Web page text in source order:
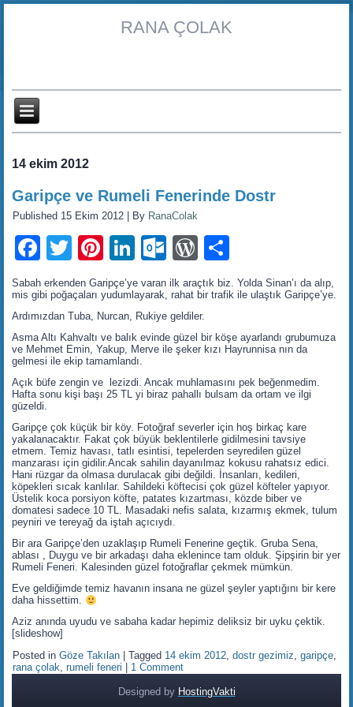
RANA ÇOLAK
14 ekim 2012
Garipçe ve Rumeli Fenerinde Dostr
Published 15 Ekim 2012 By RanaColak
Facebook
TwitterPinterest
LinkedIn
Outlook.com
WordPress
Sabah erkenden Garipçe’ye varan ilk araçtık biz. Yolda Sinan’ı da alıp,
mis gibi poğaçaları yudumlayarak, rahat bir trafik ile ulaştık Garipçe’ye.
Ardımızdan Tuba, Nurcan, Rukiye geldiler.
Asma Altı Kahvaltı ve balık evinde güzel bir köşe ayarlandı grubumuza
ve Mehmet Emin, Yakup, Merve ile şeker kızı Hayrunnisa nın da
gelmesi ile ekip tamamlandı.
Açık büfe zengin ve lezizdi. Ancak muhlamasını pek beğenmedim.
Hafta sonu kişi başı 25 TL yi biraz pahallı bulsam da ortam ve ilgi
güzeldi.
Garipçe çok küçük bir köy. Fotoğraf severler için hoş birkaç kare
yakalanacaktır. Fakat çok büyük beklentilerle gidilmesini tavsiye
etmem. Temiz havası, tatlı esintisi, tepelerden seyredilen güzel
manzarası için gidilir.Ancak sahilin dayanılmaz kokusu rahatsız edici.
Hani rüzgar da olmasa durulacak gibi değildi. İnsanları, kedileri,
köpekleri sıcak kanlılar. Sahildeki köftecisi çok güzel köfteler yapıyor.
Üstelik koca porsiyon köfte, patates kızartması, közde biber ve
domatesi sadece 10 TL. Masadaki nefis salata, kızarmış ekmek, tulum
peyniri ve tereyağ da iştah açıcıydı.
Bir ara Garipçe’den uzaklaşıp Rumeli Fenerine geçtik. Gruba Sena,
ablası , Duygu ve bir arkadaşı daha eklenince tam olduk. Şipşirin bir yer
Rumeli Feneri. Kalesinden güzel fotoğraflar çekmek mümkün.
Eve geldiğimde temiz havanın insana ne güzel şeyler yaptığını bir kere
daha hissettim.
Aziz anında uyudu ve sabaha kadar hepimiz deliksiz bir uyku çektik.
[slideshow]
Posted in Göze Takılan |Tagged 14 ekim 2012,dostr gezimiz,garipçe,
rana çolak,rumeli feneri 1 Comment
Designed by HostingVakti